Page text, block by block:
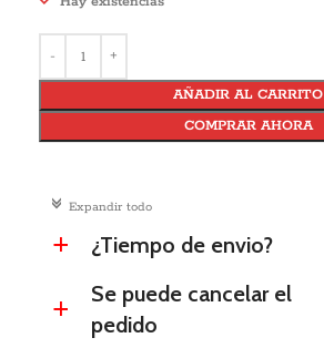
c Expandir todo
a ¿Tiempo de envio?
a
Se puede cancelar el
pedido
AÑADIR AL CARRITO
COMPRAR AHORA